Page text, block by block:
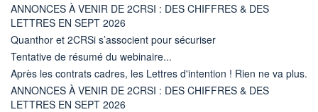
ANNONCES À VENIR DE 2CRSI : DES CHIFFRES & DES
LETTRES EN SEPT 2026
Quanthor et 2CRSi s’associent pour sécuriser
Tentative de résumé du webinaire...
Après les contrats cadres, les Lettres d'intention ! Rien ne va plus.
ANNONCES À VENIR DE 2CRSI : DES CHIFFRES & DES
LETTRES EN SEPT 2026